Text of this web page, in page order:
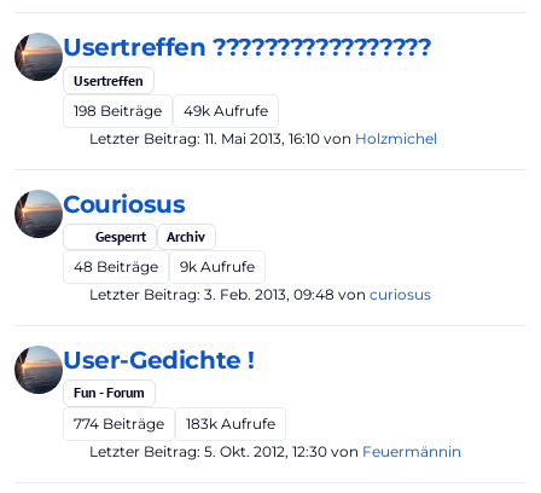
Usertreffen ?????????????????
Usertreffen
198 Beiträge 49k Aufrufe
Letzter Beitrag: 11. Mai 2013, 16:10 von Holzmichel
Couriosus
Gesperrt
Archiv
48 Beiträge 9k Aufrufe
Letzter Beitrag: 3. Feb. 2013, 09:48 von curiosus
User-Gedichte !
Fun - Forum
774 Beiträge 183k Aufrufe
Letzter Beitrag: 5. Okt. 2012, 12:30 von Feuermännin